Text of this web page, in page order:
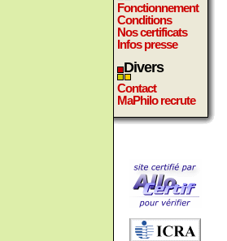
Fonctionnement
Conditions
Nos certificats
Infos presse
Divers
Contact
MaPhilo recrute